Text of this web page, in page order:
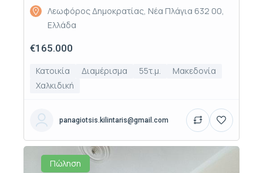
Λεωφόρος Δημοκρατίας, Νέα Πλάγια 632 00,
Ελλάδα
€165.000
Κατοικία Διαμέρισμα 55τ.μ.
Μακεδονία
Χαλκιδική
panagiotsis.kilintaris@gmail.com
Πώληση